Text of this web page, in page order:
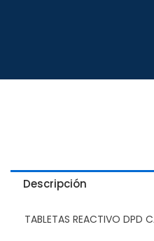
Descripción
TABLETAS REACTIVO DPD